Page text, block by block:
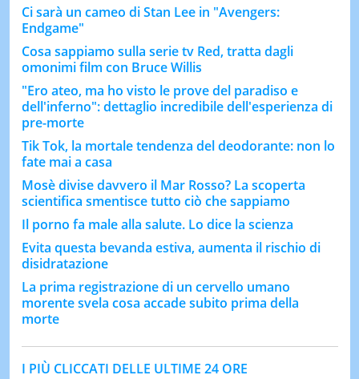
Ci sarà un cameo di Stan Lee in "Avengers:
Endgame"
Cosa sappiamo sulla serie tv Red, tratta dagli
omonimi film con Bruce Willis
"Ero ateo, ma ho visto le prove del paradiso e
dell'inferno": dettaglio incredibile dell'esperienza di
pre-morte
Tik Tok, la mortale tendenza del deodorante: non lo
fate mai a casa
Mosè divise davvero il Mar Rosso? La scoperta
scientifica smentisce tutto ciò che sappiamo
Il porno fa male alla salute. Lo dice la scienza
Evita questa bevanda estiva, aumenta il rischio di
disidratazione
La prima registrazione di un cervello umano
morente svela cosa accade subito prima della
morte
I PIÙ CLICCATI DELLE ULTIME 24 ORE